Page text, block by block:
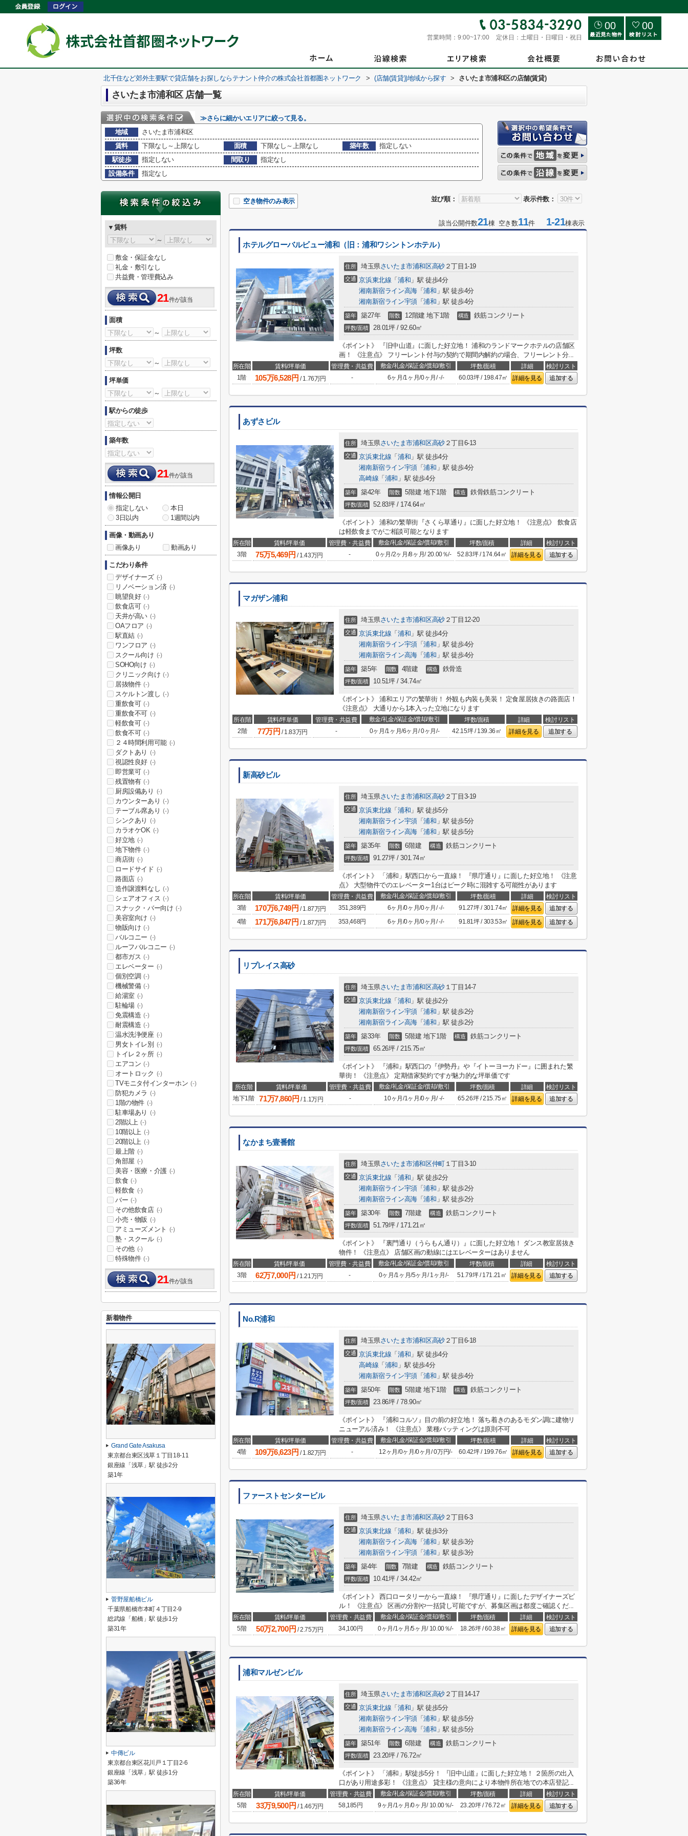
営業時間： 9:00~17:00 定休日： 土曜日・日曜日・祝日
00 00
北千住など郊外主要駅で貸店舗をお探しならテナント仲介の株式会社首都圏ネットワーク > (店舗(賃貸))地域から探す > さいたま市浦和区の店舗(賃貸)
さいたま市浦和区 店舗一覧
≫さらに細かいエリアに絞って見る。
地域
さいたま市浦和区
賃料
下限なし～上限なし 面積 下限なし～上限なし 築年数
指定しない
駅徒歩
指定しない 間取り
指定なし
設備条件
指定なし
並び順： 表示件数：
空き物件のみ表示
該当公開件数21棟 空き数11件1-21棟表示
ホテルグローバルビュー浦和（旧：浦和ワシントンホテル）
住所 埼玉県さいたま市浦和区高砂２丁目1-19
交通 京浜東北線 「 浦和 」駅 徒歩4分
湘南新宿ライン高海「浦和 」駅 徒歩4分
湘南新宿ライン宇須「浦和 」駅 徒歩4分
築年 築27年 階数 12階建 地下1階 構造 鉄筋コンクリート
坪数/面積 28.01坪 / 92.60㎡
《ポイント》 『旧中山道』に面した好立地！ 浦和のランドマークホテルの店舗区
画！ 《注意点》 フリーレント付与の契約で期間内解約の場合、フリーレント分...
所在階 賃料/坪単価 管理費・共益費 敷金/礼金/保証金/償却/敷引 坪数/面積 詳細
検討リスト
1階
105万6,528円 /1.76万円 - 6ヶ月 /1ヶ月/0ヶ月 /-/- 60.03坪 / 198.47㎡ 詳細を見る 追加する
あずさビル
住所 埼玉県さいたま市浦和区高砂２丁目6-13
交通 京浜東北線 「 浦和 」駅 徒歩4分
湘南新宿ライン宇須「浦和 」駅 徒歩4分
高崎線 「 浦和 」駅 徒歩4分
築年 築42年 階数 5階建 地下1階 構造 鉄骨鉄筋コンクリート
坪数/面積 52.83坪 / 174.64㎡
《ポイント》 浦和の繁華街『さくら草通り』に面した好立地！ 《注意点》 飲食店
は軽飲食までがご相談可能となります
所在階 賃料/坪単価 管理費・共益費 敷金/礼金/保証金/償却/敷引 坪数/面積 詳細
検討リスト
3階
75万5,469円 /1.43万円 - 0ヶ月/2ヶ月 /8ヶ月/20.00％/- 52.83坪 / 174.64㎡ 詳細を見る 追加する
マガザン浦和
住所 埼玉県さいたま市浦和区高砂２丁目12-20
交通 京浜東北線 「 浦和 」駅 徒歩4分
湘南新宿ライン宇須「浦和 」駅 徒歩4分
湘南新宿ライン高海「浦和 」駅 徒歩4分
築年 築5年 階数 4階建 構造 鉄骨造
坪数/面積 10.51坪 / 34.74㎡
《ポイント》 浦和エリアの繁華街！ 外観も内装も美装！ 定食屋居抜きの路面店！
《注意点》 大通りから1本入った立地になります
所在階 賃料/坪単価 管理費・共益費 敷金/礼金/保証金/償却/敷引 坪数/面積 詳細
検討リスト
2階
77万円 /1.83万円 - 0ヶ月 /1ヶ月/6ヶ月 /0ヶ月/- 42.15坪 / 139.36㎡ 詳細を見る 追加する
新高砂ビル
住所 埼玉県さいたま市浦和区高砂２丁目3-19
交通 京浜東北線 「 浦和 」駅 徒歩5分
湘南新宿ライン宇須「浦和 」駅 徒歩5分
湘南新宿ライン高海「浦和 」駅 徒歩5分
築年 築35年 階数 6階建 構造 鉄筋コンクリート
坪数/面積 91.27坪 / 301.74㎡
《ポイント》 「浦和」駅西口から一直線！ 『県庁通り』に面した好立地！ 《注意
点》 大型物件でのエレベーター1台はピーク時に混雑する可能性があります
所在階 賃料/坪単価 管理費・共益費 敷金/礼金/保証金/償却/敷引 坪数/面積 詳細
検討リスト
3階
170万6,749円 /1.87万円 351,389円 6ヶ月 /0ヶ月/0ヶ月 /-/- 91.27坪 / 301.74㎡ 詳細を見る
追加する
4階
171万6,847円 /1.87万円 353,468円 6ヶ月 /0ヶ月/0ヶ月 /-/- 91.81坪 / 303.53㎡ 詳細を見る 追加する
リプレイス高砂
住所 埼玉県さいたま市浦和区高砂１丁目14-7
交通 京浜東北線 「 浦和 」駅 徒歩2分
湘南新宿ライン宇須「浦和 」駅 徒歩2分
湘南新宿ライン高海「浦和 」駅 徒歩2分
築年 築33年 階数 5階建 地下1階 構造 鉄筋コンクリート
坪数/面積 65.26坪 / 215.75㎡
《ポイント》 『浦和』駅西口の『伊勢丹』や『イトーヨーカドー』に囲まれた繁
華街！ 《注意点》 定期借家契約ですが魅力的な坪単価です
所在階 賃料/坪単価 管理費・共益費 敷金/礼金/保証金/償却/敷引 坪数/面積 詳細
検討リスト
地下1階
71万7,860円 /1.1万円 - 10ヶ月/1ヶ月 /0ヶ月/-/- 65.26坪 / 215.75㎡ 詳細を見る 追加する
なかまち壹番館
住所 埼玉県さいたま市浦和区仲町１丁目3-10
交通 京浜東北線 「 浦和 」駅 徒歩2分
湘南新宿ライン宇須「浦和 」駅 徒歩2分
湘南新宿ライン高海「浦和 」駅 徒歩2分
築年 築30年 階数 7階建 構造 鉄筋コンクリート
坪数/面積 51.79坪 / 171.21㎡
《ポイント》 『裏門通り（うらもん通り）』に面した好立地！ ダンス教室居抜き
物件！ 《注意点》 店舗区画の動線にはエレベーターはありません
所在階 賃料/坪単価 管理費・共益費 敷金/礼金/保証金/償却/敷引 坪数/面積 詳細
検討リスト
3階
62万7,000円 /1.21万円 - 0ヶ月 /1ヶ月/5ヶ月 /1ヶ月/- 51.79坪 / 171.21㎡ 詳細を見る 追加する
No.R浦和
住所 埼玉県さいたま市浦和区高砂２丁目6-18
交通 京浜東北線 「 浦和 」駅 徒歩4分
高崎線 「 浦和 」駅 徒歩4分
湘南新宿ライン宇須「浦和 」駅 徒歩4分
築年 築50年 階数 5階建 地下1階 構造 鉄筋コンクリート
坪数/面積 23.86坪 / 78.90㎡
《ポイント》 『浦和コルソ』目の前の好立地！ 落ち着きのあるモダン調に建物リ
ニューアル済み！ 《注意点》 業種バッティングは原則不可
所在階 賃料/坪単価 管理費・共益費 敷金/礼金/保証金/償却/敷引 坪数/面積 詳細
検討リスト
4階
109万6,623円 /1.82万円 - 12ヶ月 /0ヶ月 /0ヶ月/0万円/- 60.42坪 / 199.76㎡ 詳細を見る 追加する
ファーストセンタービル
住所 埼玉県さいたま市浦和区高砂２丁目6-3
交通 京浜東北線 「 浦和 」駅 徒歩3分
湘南新宿ライン高海「浦和 」駅 徒歩3分
湘南新宿ライン宇須「浦和 」駅 徒歩3分
築年 築4年 階数 7階建 構造 鉄筋コンクリート
坪数/面積 10.41坪 / 34.42㎡
《ポイント》 西口ロータリーから一直線！ 『県庁通り』に面したデザイナーズビ
ル！ 《注意点》 区画の分割や一括貸し可能ですが、募集区画は都度ご確認くだ...
所在階 賃料/坪単価 管理費・共益費 敷金/礼金/保証金/償却/敷引 坪数/面積 詳細
検討リスト
5階
50万2,700円 /2.75万円 34,100円 0ヶ月/1ヶ月 /5ヶ月/ 10.00％/- 18.26坪 / 60.38㎡ 詳細を見る 追加する
浦和マルゼンビル
住所 埼玉県さいたま市浦和区高砂２丁目14-17
交通 京浜東北線 「 浦和 」駅 徒歩5分
湘南新宿ライン宇須「浦和 」駅 徒歩5分
湘南新宿ライン高海「浦和 」駅 徒歩5分
築年 築51年 階数 6階建 構造 鉄筋コンクリート
坪数/面積 23.20坪 / 76.72㎡
《ポイント》 「浦和」駅徒歩5分！ 『旧中山道』に面した好立地！ ２箇所の出入
口があり用途多彩！ 《注意点》 貸主様の意向により本物件所在地での本店登記...
所在階 賃料/坪単価 管理費・共益費 敷金/礼金/保証金/償却/敷引 坪数/面積 詳細
検討リスト
5階
33万9,500円 /1.46万円 58,185円 9ヶ月/1ヶ月 /0ヶ月/ 10.00％/- 23.20坪 / 76.72㎡ 詳細を見る 追加する
▼賃料
～
敷金・保証金なし
礼金・敷引なし
共益費・管理費込み
21件が該当
面積
～
坪数
～
坪単価
～
駅からの徒歩
築年数
21件が該当
情報公開日
指定しない
本日
3日以内
1週間以内
画像・動画あり
画像あり
動画あり
こだわり条件
デザイナーズ (-)
リノベーション済 (-)
眺望良好 (-)
飲食店可 (-)
天井が高い (-)
OAフロア (-)
駅直結 (-)
ワンフロア (-)
スクール向け (-)
SOHO向け (-)
クリニック向け (-)
居抜物件 (-)
スケルトン渡し (-)
重飲食可 (-)
重飲食不可 (-)
軽飲食可 (-)
飲食不可 (-)
２４時間利用可能 (-)
ダクトあり (-)
視認性良好 (-)
即営業可 (-)
残置物有 (-)
厨房設備あり (-)
カウンターあり (-)
テーブル席あり (-)
シンクあり (-)
カラオケOK (-)
好立地 (-)
地下物件 (-)
商店街 (-)
ロードサイド (-)
路面店 (-)
造作譲渡料なし (-)
シェアオフィス (-)
スナック・バー向け (-)
美容室向け (-)
物販向け (-)
バルコニー (-)
ルーフバルコニー (-)
都市ガス (-)
エレベーター (-)
個別空調 (-)
機械警備 (-)
給湯室 (-)
駐輪場 (-)
免震構造 (-)
耐震構造 (-)
温水洗浄便座 (-)
男女トイレ別 (-)
トイレ２ヶ所 (-)
エアコン (-)
オートロック (-)
TVモニタ付インターホン (-)
防犯カメラ (-)
1階の物件 (-)
駐車場あり (-)
2階以上 (-)
10階以上 (-)
20階以上 (-)
最上階 (-)
角部屋 (-)
美容・医療・介護 (-)
飲食 (-)
軽飲食 (-)
バー (-)
その他飲食店 (-)
小売・物販 (-)
アミューズメント (-)
塾・スクール (-)
その他 (-)
特殊物件 (-)
21件が該当
新着物件
Grand Gate Asakusa
東京都台東区浅草１丁目18-11
銀座線「浅草」駅 徒歩2分
築1年
菅野屋船橋ビル
千葉県船橋市本町４丁目2-9
総武線「船橋」駅 徒歩1分
築31年
中傳ビル
東京都台東区花川戸１丁目2-6
銀座線「浅草」駅 徒歩1分
築36年